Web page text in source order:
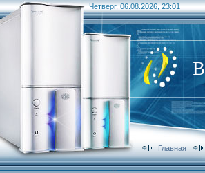
Четверг, 06.08.2026, 23:01
Главная